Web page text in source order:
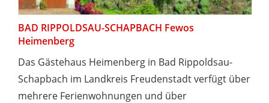
BAD RIPPOLDSAU-SCHAPBACH Fewos
Heimenberg
Das Gästehaus Heimenberg in Bad Rippoldsau-
Schapbach im Landkreis Freudenstadt verfügt über
mehrere Ferienwohnungen und über